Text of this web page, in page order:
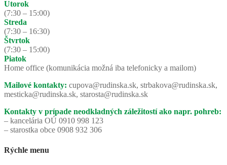
Utorok
(7:30 – 15:00)
Streda
(7:30 – 16:30)
Štvrtok
(7:30 – 15:00)
Piatok
Home office (komunikácia možná iba telefonicky a mailom)
Mailové kontakty: cupova@rudinska.sk, strbakova@rudinska.sk,
mesticka@rudinska.sk, starosta@rudinska.sk
Kontakty v prípade neodkladných záležitostí ako napr. pohreb:
– kancelária OÚ 0910 998 123
– starostka obce 0908 932 306
Rýchle menu